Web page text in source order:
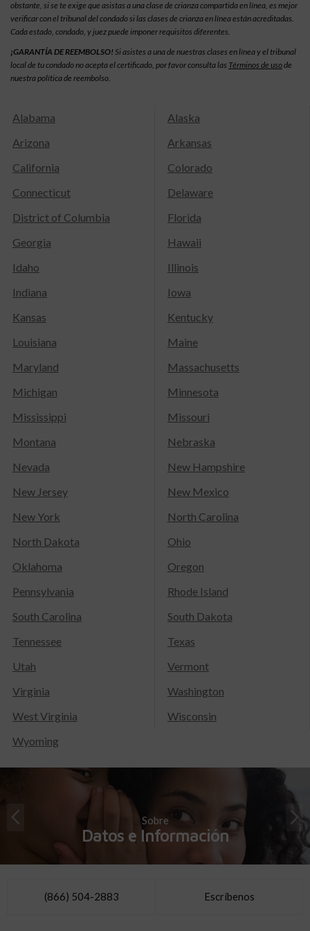
obstante, si se te exige que asistas a una clase de crianza compartida en línea, es mejor
verificar con el tribunal del condado si las clases de crianza en línea están acreditadas.
Cada estado, condado, y juez puede imponer requisitos diferentes.
¡GARANTÍA DE REEMBOLSO! Si asistes a una de nuestras clases en línea y el tribunal
local de tu condado no acepta el certificado, por favor consulta las Términos de usode
nuestra política de reembolso.
Alabama
Alaska
Arizona
Arkansas
California
Colorado
Connecticut
Delaware
District of Columbia
Florida
Georgia
Hawaii
Idaho
Illinois
Indiana
Iowa
Kansas
Kentucky
Louisiana
Maine
Maryland
Massachusetts
Michigan
Minnesota
Mississippi
Missouri
Montana
Nebraska
Nevada
New Hampshire
New Jersey
New Mexico
New York
North Carolina
North Dakota
Ohio
Oklahoma
Oregon
Pennsylvania
Rhode Island
South Carolina
South Dakota
Tennessee
Texas
Utah
Vermont
Virginia
Washington
West Virginia
Wisconsin
Wyoming
Sobre
Datos e Información
(866) 504-2883 Escríbenos